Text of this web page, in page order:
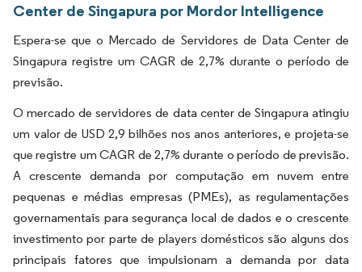
Center de Singapura por Mordor Intelligence
Espera-se que o Mercado de Servidores de Data Center de
Singapura registre um CAGR de 2,7% durante o período de
previsão.
O mercado de servidores de data center de Singapura atingiu
um valor de USD 2,9 bilhões nos anos anteriores, e projeta-se
que registre um CAGR de 2,7% durante o período de previsão.
A crescente demanda por computação em nuvem entre
pequenas e médias empresas (PMEs), as regulamentações
governamentais para segurança local de dados e o crescente
investimento por parte de players domésticos são alguns dos
principais fatores que impulsionam a demanda por data